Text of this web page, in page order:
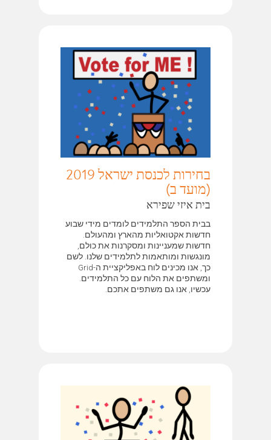
בחירות לכנסת ישראל 2019
(מועד ב)
בית איזי שפירא
בבית הספר התלמידים לומדים מידי שבוע
חדשות אקטואליות מהארץ ומהעולם.
חדשות שמעניינות ומסקרנות את כולם,
מונגשות ומותאמות לתלמידים שלנו. לשם
כך, אנו מכינים לוח באפליקציית ה-Grid
ומשתפים את הלוח עם כל התלמידים.
עכשיו, אנו גם משתפים אתכם.